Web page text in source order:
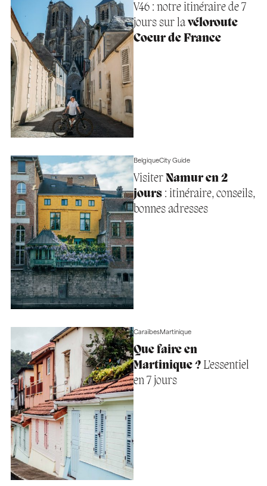
V46 : notre itinéraire de 7
jours sur lavéloroute
Coeur de France
BelgiqueCity Guide
Visiter Namur en 2
jours: itinéraire, conseils,
bonnes adresses
CaraïbesMartinique
Que faire en
Martinique ?L’essentiel
en 7 jours